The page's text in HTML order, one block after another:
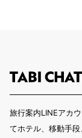
旅行案内LINEアカ
てホテル、移動手段